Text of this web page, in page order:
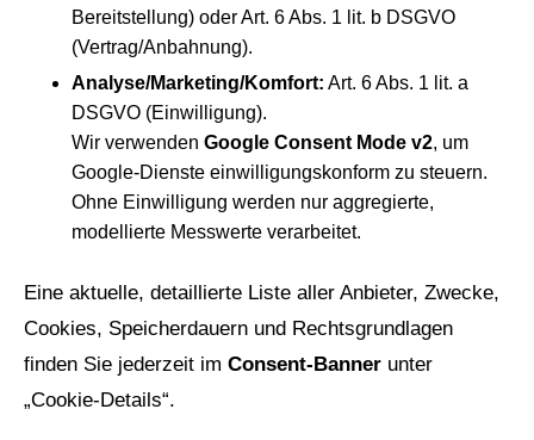
Bereitstellung) oder Art. 6 Abs. 1 lit. b DSGVO
(Vertrag/Anbahnung).
Analyse/Marketing/Komfort: Art. 6 Abs. 1 lit. a
DSGVO (Einwilligung).
Wir verwenden Google Consent Mode v2, um
Google‑Dienste einwilligungskonform zu steuern.
Ohne Einwilligung werden nur aggregierte,
modellierte Messwerte verarbeitet.
Eine aktuelle, detaillierte Liste aller Anbieter, Zwecke,
Cookies, Speicherdauern und Rechtsgrundlagen
finden Sie jederzeit im Consent‑Banner unter
„Cookie‑Details“.